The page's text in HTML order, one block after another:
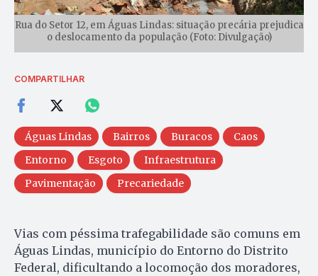
Rua do Setor 12, em Águas Lindas: situação precária prejudica
o deslocamento da população (Foto: Divulgação)
COMPARTILHAR
Águas Lindas Bairros Buracos
Caos
Entorno
Esgoto
Infraestrutura
Pavimentação
Precariedade
Vias com péssima trafegabilidade são comuns em
Águas Lindas, município do Entorno do Distrito
Federal, dificultando a locomoção dos moradores,